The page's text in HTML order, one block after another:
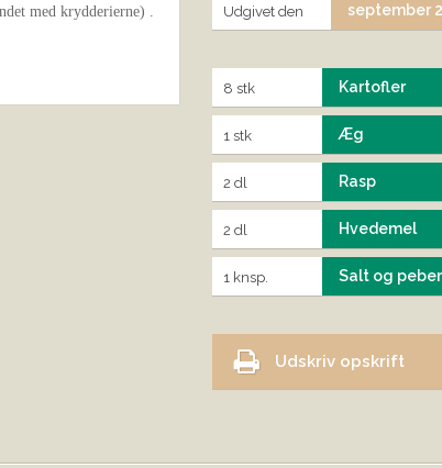
Udgivet den september
8 stk Kartofler
1 stk Æg
2 dl Rasp
2 dl Hvedemel
1 knsp. Salt og peber
Udskriv opskrift
med krydderierne) .